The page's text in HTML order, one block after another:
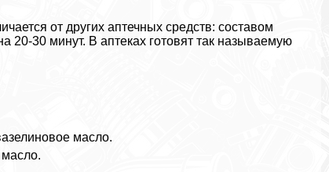
от других аптечных средств: составом
30 минут. В аптеках готовят так называемую
масло.